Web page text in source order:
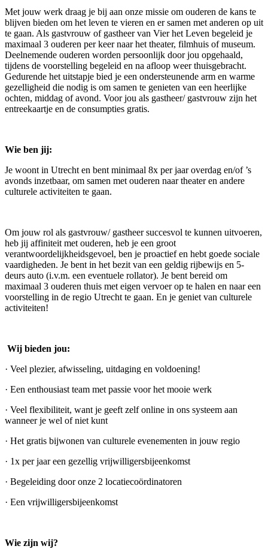
Met jouw werk draag je bij aan onze missie om ouderen de kans te
blijven bieden om het leven te vieren en er samen met anderen op uit
te gaan. Als gastvrouw of gastheer van Vier het Leven begeleid je
maximaal 3 ouderen per keer naar het theater, filmhuis of museum.
Deelnemende ouderen worden persoonlijk door jou opgehaald,
tijdens de voorstelling begeleid en na afloop weer thuisgebracht.
Gedurende het uitstapje bied je een ondersteunende arm en warme
gezelligheid die nodig is om samen te genieten van een heerlijke
ochten, middag of avond. Voor jou als gastheer/ gastvrouw zijn het
entreekaartje en de consumpties gratis.
Wie ben jij:
Je woont in Utrecht en bent minimaal 8x per jaar overdag en/of ’s
avonds inzetbaar, om samen met ouderen naar theater en andere
culturele activiteiten te gaan.
Om jouw rol als gastvrouw/ gastheer succesvol te kunnen uitvoeren,
heb jij affiniteit met ouderen, heb je een groot
verantwoordelijkheidsgevoel, ben je proactief en hebt goede sociale
vaardigheden. Je bent in het bezit van een geldig rijbewijs en 5-
deurs auto (i.v.m. een eventuele rollator). Je bent bereid om
maximaal 3 ouderen thuis met eigen vervoer op te halen en naar een
voorstelling in de regio Utrecht te gaan. En je geniet van culturele
activiteiten!
Wij bieden jou:
· Veel plezier, afwisseling, uitdaging en voldoening!
· Een enthousiast team met passie voor het mooie werk
· Veel flexibiliteit, want je geeft zelf online in ons systeem aan
wanneer je wel of niet kunt
· Het gratis bijwonen van culturele evenementen in jouw regio
· 1x per jaar een gezellig vrijwilligersbijeenkomst
· Begeleiding door onze 2 locatiecoördinatoren
· Een vrijwilligersbijeenkomst
Wie zijn wij?